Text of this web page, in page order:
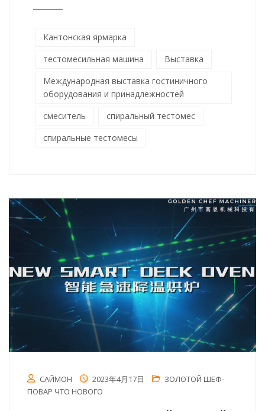
Кантонская ярмарка
тестомесильная машина
Выставка
Международная выставка гостиничного
оборудования и принадлежностей
смеситель
спиральный тестомес
спиральные тестомесы
САЙМОН 2023年4月17日
ЗОЛОТОЙ ШЕФ-
ПОВАР ЧТО НОВОГО